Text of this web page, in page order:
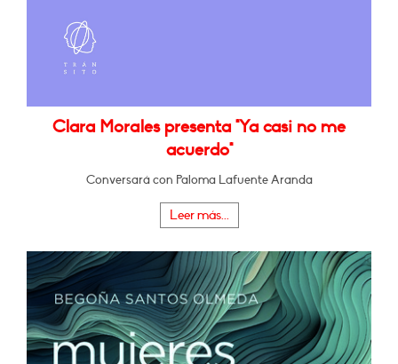
Clara Morales presenta "Ya casi no me
acuerdo"
Conversará con Paloma Lafuente Aranda
Leer más...